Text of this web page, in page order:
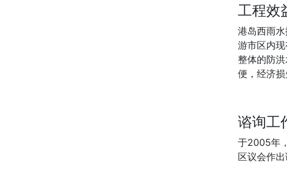
工程效
港岛西雨
游市区内
整体的防
便，经济
谘询工
于2005年
区议会作出